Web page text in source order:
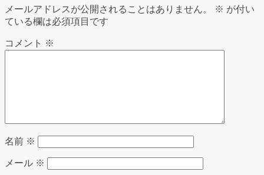
メールアドレスが公開されることはありません。 ※ が付い
ている欄は必須項目です
コメント ※
名前 ※
メール ※